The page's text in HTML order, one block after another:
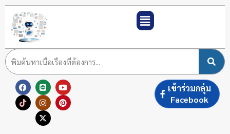
Skip
to
content
F
a
c
e
L
i
n
e
Y
o
u
t
T
i
k
t
I
n
s
t
a
g
P
i
n
t
X
-
t
w
i
t
เข้าร่วมกลุ่ม
Facebook